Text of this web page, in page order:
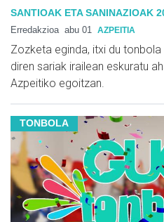
SANTIOAK ETA SANINAZIOAK
Erredakzioa abu 01 AZPEITIA
Zozketa eginda, itxi du
diren sariak irailean eskuratu
Azpeitiko egoitzan.
TONBOLA